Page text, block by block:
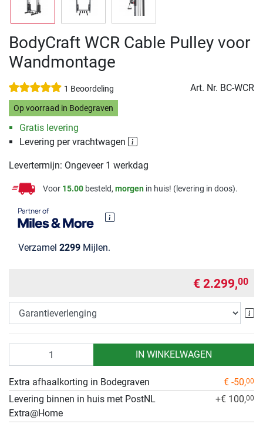
BodyCraft WCR Cable Pulley voor
Wandmontage
1 Beoordeling Art. Nr. BC-WCR
Op voorraad in Bodegraven
Gratis levering
Levering per vrachtwagen
Levertermijn: Ongeveer 1 werkdag
Voor 15.00 besteld, morgen in huis! (levering in doos).
Verzamel 2299 Mijlen.
€ 2.299,00
IN WINKELWAGEN
Extra afhaalkorting in Bodegraven € -50,00
Levering binnen in huis met PostNL
Extra@Home
+€ 100,00